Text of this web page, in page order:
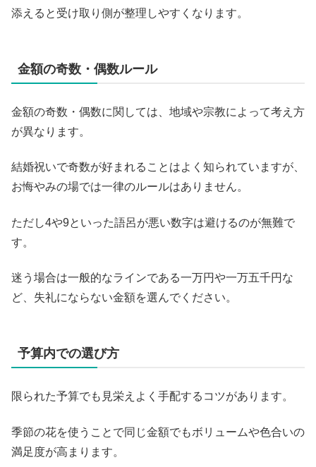
添えると受け取り側が整理しやすくなります。
金額の奇数・偶数ルール
金額の奇数・偶数に関しては、地域や宗教によって考え方
が異なります。
結婚祝いで奇数が好まれることはよく知られていますが、
お悔やみの場では一律のルールはありません。
ただし4や9といった語呂が悪い数字は避けるのが無難で
す。
迷う場合は一般的なラインである一万円や一万五千円な
ど、失礼にならない金額を選んでください。
予算内での選び方
限られた予算でも見栄えよく手配するコツがあります。
季節の花を使うことで同じ金額でもボリュームや色合いの
満足度が高まります。